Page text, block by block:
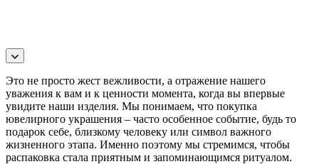
Это не просто жест вежливости, а отражение нашего
уважения к вам и к ценности момента, когда вы впервые
увидите наши изделия. Мы понимаем, что покупка
ювелирного украшения – часто особенное событие, будь то
подарок себе, близкому человеку или символ важного
жизненного этапа. Именно поэтому мы стремимся, чтобы
распаковка стала приятным и запоминающимся ритуалом.